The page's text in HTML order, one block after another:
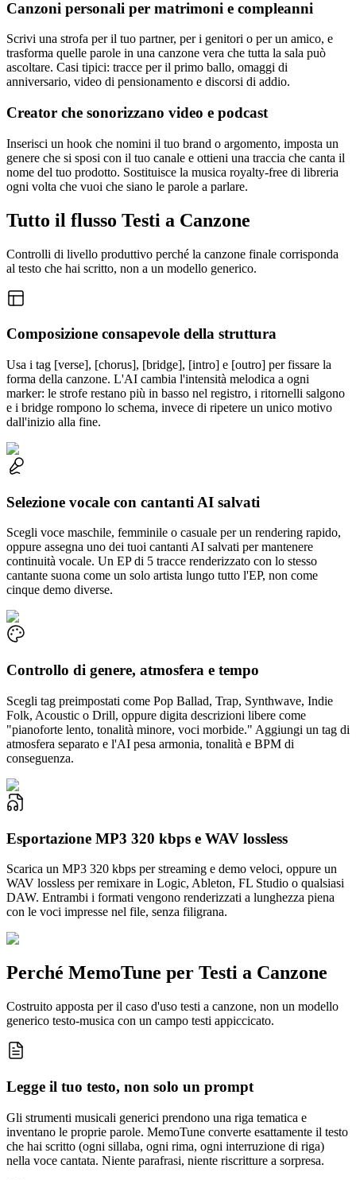
Canzoni personali per matrimoni e compleanni
Scrivi una strofa per il tuo partner, per i genitori o per un amico, e
trasforma quelle parole in una canzone vera che tutta la sala può
ascoltare. Casi tipici: tracce per il primo ballo, omaggi di
anniversario, video di pensionamento e discorsi di addio.
Creator che sonorizzano video e podcast
Inserisci un hook che nomini il tuo brand o argomento, imposta un
genere che si sposi con il tuo canale e ottieni una traccia che canta il
nome del tuo prodotto. Sostituisce la musica royalty-free di libreria
ogni volta che vuoi che siano le parole a parlare.
Tutto il flusso Testi a Canzone
Controlli di livello produttivo perché la canzone finale corrisponda
al testo che hai scritto, non a un modello generico.
Composizione consapevole della struttura
Usa i tag [verse], [chorus], [bridge], [intro] e [outro] per fissare la
forma della canzone. L'AI cambia l'intensità melodica a ogni
marker: le strofe restano più in basso nel registro, i ritornelli salgono
e i bridge rompono lo schema, invece di ripetere un unico motivo
dall'inizio alla fine.
Selezione vocale con cantanti AI salvati
Scegli voce maschile, femminile o casuale per un rendering rapido,
oppure assegna uno dei tuoi cantanti AI salvati per mantenere
continuità vocale. Un EP di 5 tracce renderizzato con lo stesso
cantante suona come un solo artista lungo tutto l'EP, non come
cinque demo diverse.
Controllo di genere, atmosfera e tempo
Scegli tag preimpostati come Pop Ballad, Trap, Synthwave, Indie
Folk, Acoustic o Drill, oppure digita descrizioni libere come
"pianoforte lento, tonalità minore, voci morbide." Aggiungi un tag di
atmosfera separato e l'AI pesa armonia, tonalità e BPM di
conseguenza.
Esportazione MP3 320 kbps e WAV lossless
Scarica un MP3 320 kbps per streaming e demo veloci, oppure un
WAV lossless per remixare in Logic, Ableton, FL Studio o qualsiasi
DAW. Entrambi i formati vengono renderizzati a lunghezza piena
con le voci impresse nel file, senza filigrana.
Perché MemoTune per Testi a Canzone
Costruito apposta per il caso d'uso testi a canzone, non un modello
generico testo-musica con un campo testi appiccicato.
Legge il tuo testo, non solo un prompt
Gli strumenti musicali generici prendono una riga tematica e
inventano le proprie parole. MemoTune converte esattamente il testo
che hai scritto (ogni sillaba, ogni rima, ogni interruzione di riga)
nella voce cantata. Niente parafrasi, niente riscritture a sorpresa.